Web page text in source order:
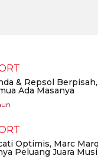
& Repsol
Ada Masanya
Optimis, Marc
Peluang Juara